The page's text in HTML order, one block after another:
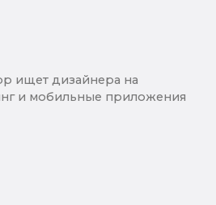
ищет дизайнера на
и мобильные приложения